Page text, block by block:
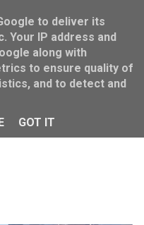
Your
to deliver its
Your IP address and
along with
to ensure quality of
and to detect and
GOT IT